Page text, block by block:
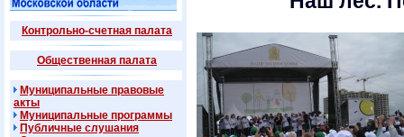
Контрольно-счетная палата
Общественная палата
Муниципальные правовые
акты
Муниципальные программы
Публичные слушания